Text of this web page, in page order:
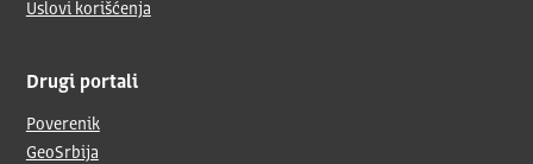
Uslovi korišćenja
Drugi portali
Poverenik
GeoSrbija